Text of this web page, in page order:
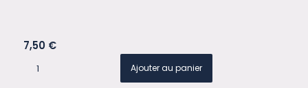
7,50 €
Ajouter au panier